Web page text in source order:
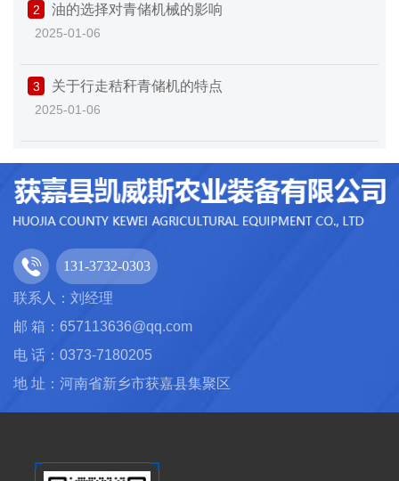
2 油的选择对青储机械的影响
2025-01-06
3 关于行走秸秆青储机的特点
2025-01-06
131-3732-0303
联系人：刘经理
邮 箱：657113636@qq.com
电 话：0373-7180205
地 址：河南省新乡市获嘉县集聚区